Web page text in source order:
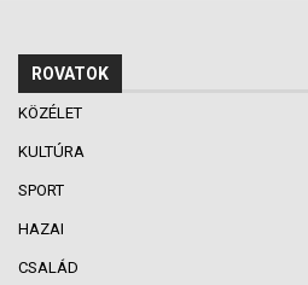
ROVATOK
KÖZÉLET
KULTÚRA
SPORT
HAZAI
CSALÁD